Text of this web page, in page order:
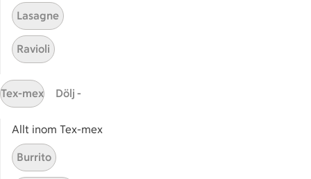
Relaterade kategorier
Lasagne
Ravioli
Tex-mex Dölj -
Allt inom Tex-mex
Burrito